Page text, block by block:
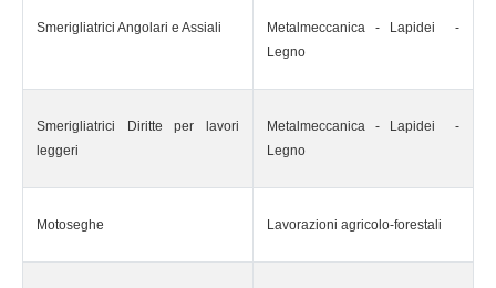
Smerigliatrici Angolari e Assiali
Metalmeccanica - Lapidei -
Legno
Smerigliatrici Diritte per lavori
leggeri
Metalmeccanica - Lapidei -
Legno
Motoseghe Lavorazioni agricolo-forestali